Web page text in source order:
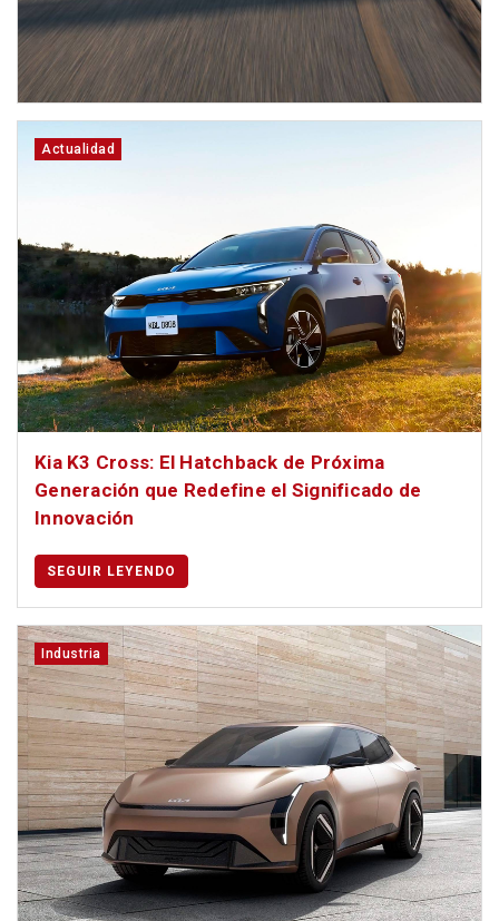
Actualidad
Kia K3 Cross: El Hatchback de Próxima
Generación que Redefine el Significado de
Innovación
SEGUIR LEYENDO
Industria